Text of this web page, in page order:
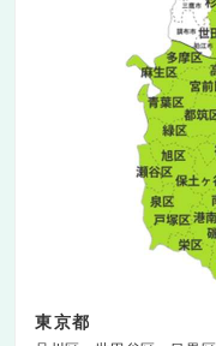
東京都